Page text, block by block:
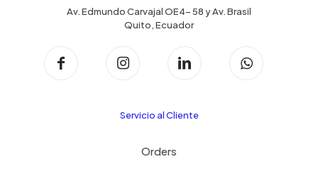
Av. Edmundo Carvajal OE4- 58 y Av. Brasil
Quito, Ecuador
Servicio al Cliente
Orders